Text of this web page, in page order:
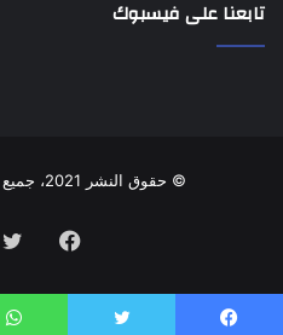
تابعنا على فيسبوك
© حقوق النشر 2021، جميع الحقوق محفوظة إحاطة.
فيسبوك